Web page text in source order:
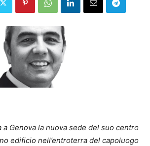
a Genova la nuova sede del suo centro
edificio nell’entroterra del capoluogo